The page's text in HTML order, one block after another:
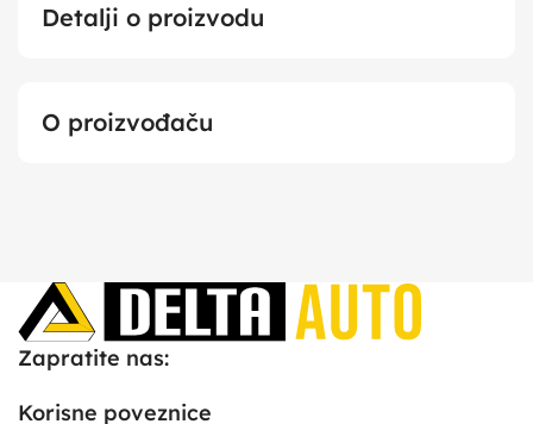
Detalji o proizvodu
O proizvođaču
Zapratite nas:
Korisne poveznice